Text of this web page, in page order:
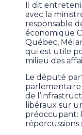
Il dit
avec la
responsable
économique
Québec,
qui est utile
milieu des
Le député
de
libéraux sur
préoccupant: